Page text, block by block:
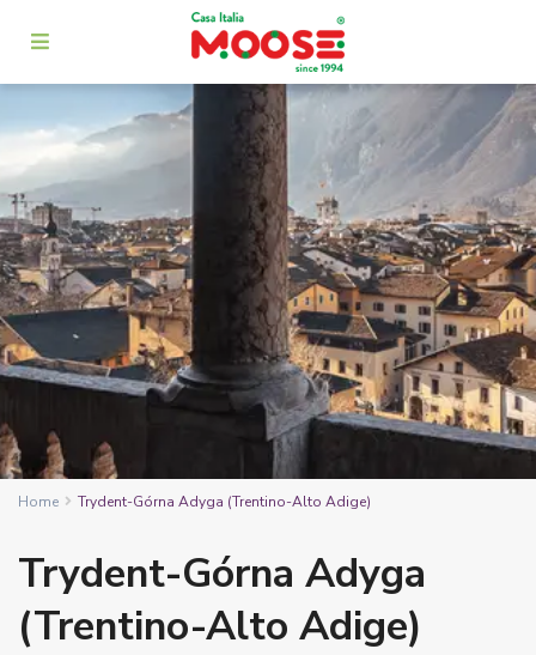
Home Trydent-Górna Adyga (Trentino-Alto Adige)
Trydent-Górna Adyga
(Trentino-Alto Adige)